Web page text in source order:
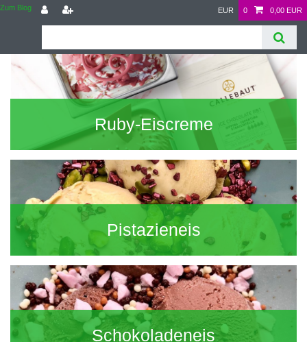
Zum Blog EUR 0 0,00 EUR
Ruby-Eiscreme
Pistazieneis
Schokoladeneis